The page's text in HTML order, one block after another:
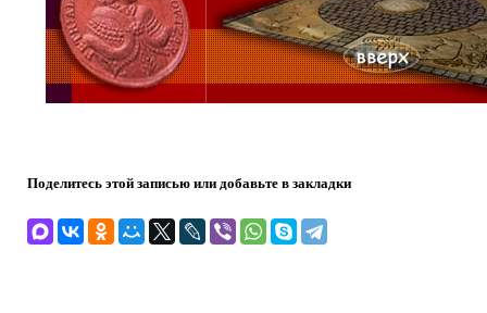
Поделитесь этой записью или добавьте в закладки